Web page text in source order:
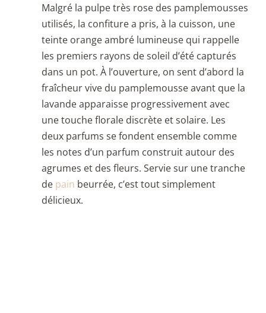
Malgré la pulpe très rose des pamplemousses
utilisés, la confiture a pris, à la cuisson, une
teinte orange ambré lumineuse qui rappelle
les premiers rayons de soleil d’été capturés
dans un pot. À l’ouverture, on sent d’abord la
fraîcheur vive du pamplemousse avant que la
lavande apparaisse progressivement avec
une touche florale discrète et solaire. Les
deux parfums se fondent ensemble comme
les notes d’un parfum construit autour des
agrumes et des fleurs. Servie sur une tranche
de pain beurrée, c’est tout simplement
délicieux.